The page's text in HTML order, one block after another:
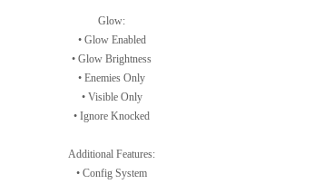
Glow:
• Glow Enabled
• Glow Brightness
• Enemies Only
• Visible Only
• Ignore Knocked
Additional Features:
• Config System